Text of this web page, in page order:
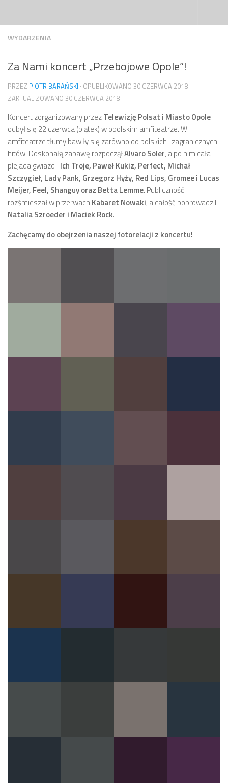
WYDARZENIA
Za Nami koncert „Przebojowe Opole”!
PRZEZ PIOTR BARAŃSKI · OPUBLIKOWANO 30 CZERWCA 2018 ·
ZAKTUALIZOWANO 30 CZERWCA 2018
Koncert zorganizowany przezTelewizję Polsat i Miasto Opole
odbył się 22 czerwca (piątek) w opolskim amfiteatrze. W
amfiteatrze tłumy bawiły się zarówno do polskich i zagranicznych
hitów. Doskonałą zabawę rozpocząłAlvaro Soler, a po nim cała
plejada gwiazd- Ich Troje, Paweł Kukiz, Perfect, Michał
Szczygieł, Lady Pank, Grzegorz Hyży, Red Lips, Gromee i Lucas
Meijer, Feel, Shanguy oraz Betta Lemme. Publiczność
rozśmieszał w przerwach Kabaret Nowaki, a całość poprowadzili
Natalia Szroeder i Maciek Rock.
Zachęcamy do obejrzenia naszej fotorelacji z koncertu!